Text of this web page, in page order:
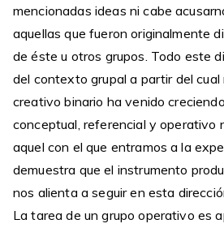
mencionadas ideas ni cabe
aquellas que fueron originalmente
de éste u otros grupos. Todo este
del contexto grupal a partir del cual
creativo binario ha venido
conceptual, referencial y operativo
aquel con el que entramos a la
demuestra que el instrumento
nos alienta a seguir en esta
La tarea de un grupo operativo es